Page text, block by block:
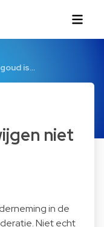
is...
niet
in de
Niet echt